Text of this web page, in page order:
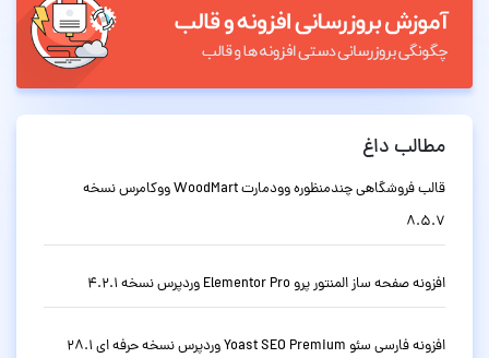
مطالب داغ
قالب فروشگاهی چندمنظوره وودمارت WoodMart ووکامرس نسخه
8.5.7
افزونه صفحه ساز المنتور پرو Elementor Pro وردپرس نسخه 4.2.1
افزونه فارسی سئو Yoast SEO Premium وردپرس نسخه حرفه ای 28.1